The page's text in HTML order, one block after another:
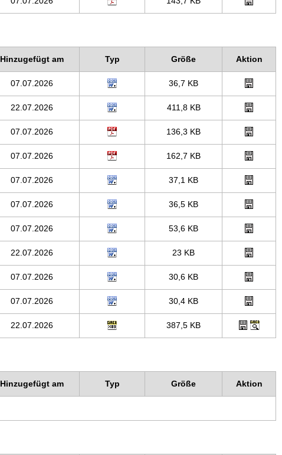
Hinzugefügt am Typ Größe Aktion
07.07.2026 36,7 KB
22.07.2026 411,8 KB
07.07.2026 136,3 KB
07.07.2026 162,7 KB
07.07.2026 37,1 KB
07.07.2026 36,5 KB
07.07.2026 53,6 KB
22.07.2026 23 KB
07.07.2026 30,6 KB
07.07.2026 30,4 KB
22.07.2026 387,5 KB
Hinzugefügt am Typ Größe Aktion